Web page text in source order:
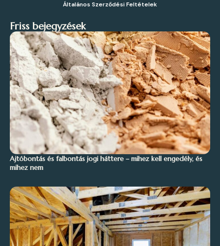
Általános Szerződési Feltételek
Friss bejegyzések
Ajtóbontás és falbontás jogi háttere – mihez kell engedély, és
mihez nem